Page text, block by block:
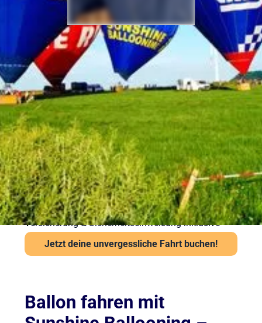
Sicherheit bei Ihrer
Ballonfahrt – Gut
vorbereitet in die Luft
Sicherheit steht bei Sunshine Ballooning an erster
Stelle. Jede Ballonfahrt findet nur bei stabiler
Wetterlage statt. Unsere Piloten prüfen Wind und
Sicht vor jedem Start über das Flugwetteramt.
Wichtige Hinweise:
Ab 6 Jahren und mindestens 120 cm Körpergröße
Kein besonderes Schuhwerk erforderlich, aber
festes empfohlen
Auch bei leichter Höhenangst problemlos möglich
Versicherung & Sicherheitseinweisung inklusive
Jetzt deine unvergessliche Fahrt buchen!
Ballon fahren mit